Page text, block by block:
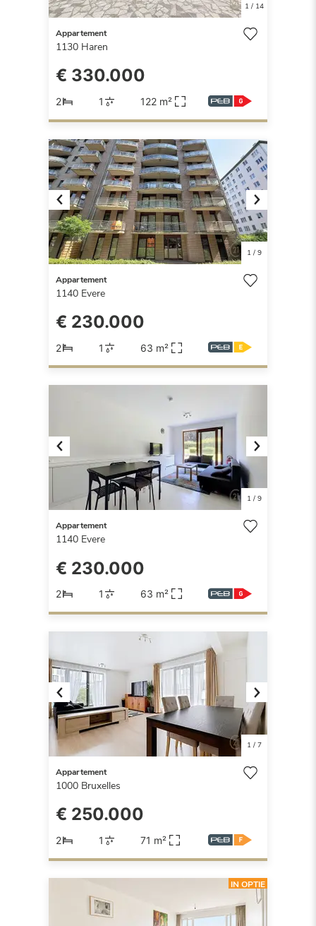
1/ 14
Appartement
1130 Haren
€ 330.000
2 1 122 m²
Previous Next
1/ 9
Appartement
1140 Evere
€ 230.000
2 1 63 m²
Previous Next
1/ 9
Appartement
1140 Evere
€ 230.000
2 1 63 m²
Previous Next
1/ 7
Appartement
1000 Bruxelles
€ 250.000
2 1 71 m²
IN OPTIE